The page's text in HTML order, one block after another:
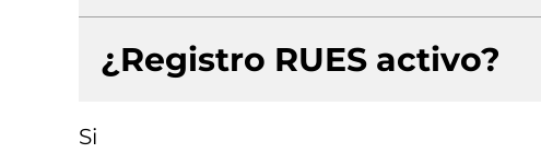
¿Registro RUES activo?
Si